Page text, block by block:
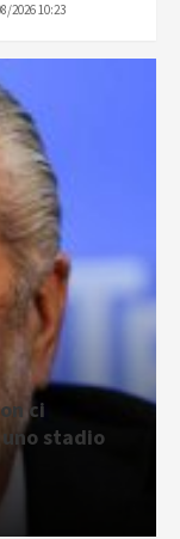
2026 10:23
ci
stadio